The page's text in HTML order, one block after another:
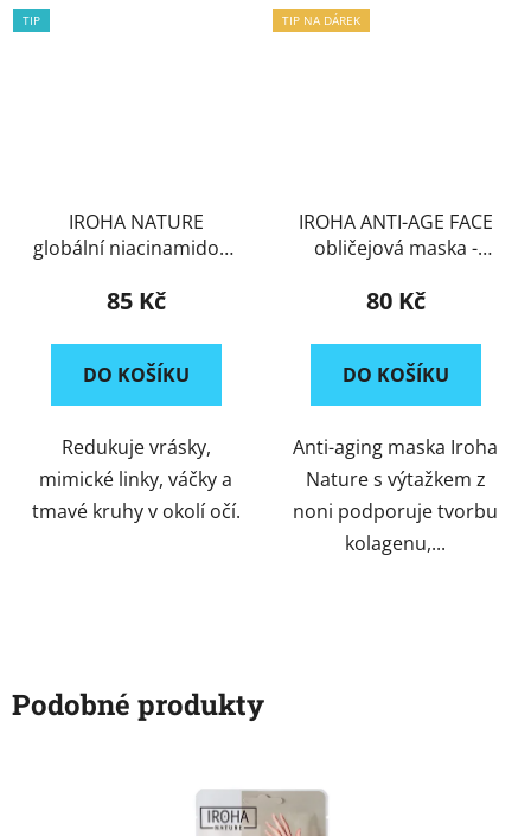
TIP
IROHA NATURE
globální niacinamidové
stárnutí
85 Kč
DO KOŠÍKU
Redukuje vrásky,
mimické linky, váčky a
tmavé kruhy v okolí očí.
TIP NA DÁREK
IROHA ANTI-AGE FACE
obličejová maska -
80 Kč
DO KOŠÍKU
Anti-aging maska Iroha
Nature s výtažkem z
noni podporuje tvorbu
kolagenu,...
Podobné produkty